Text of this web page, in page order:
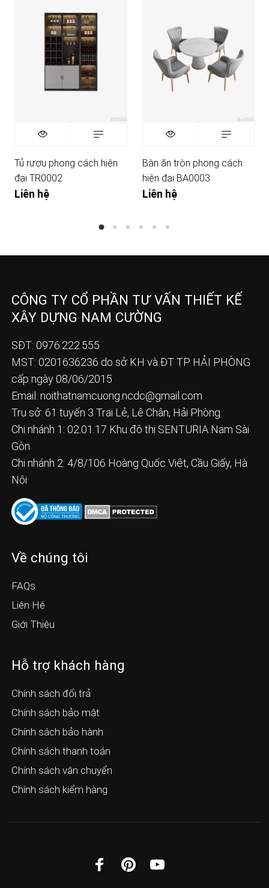
Tủ rượu phong cách hiện
đại TR0002
Liên hệ
Bàn ăn tròn phong cách
hiện đại BA0003
Liên hệ
CÔNG TY CỔ PHẦN TƯ VẤN THIẾT KẾ
XÂY DỰNG NAM CƯỜNG
SĐT: 0976.222.555
MST: 0201636236 do sở KH và ĐT TP HẢI PHÒNG
cấp ngày 08/06/2015
Email: noithatnamcuong.ncdc@gmail.com
Trụ sở: 61 tuyến 3 Trại Lẻ, Lê Chân, Hải Phòng
Chi nhánh 1: 02.01.17 Khu đô thị SENTURIA Nam Sài
Gòn
Chi nhánh 2: 4/8/106 Hoàng Quốc Việt, Cầu Giấy, Hà
Nội
Về chúng tôi
FAQs
Liên Hệ
Giới Thiệu
Hỗ trợ khách hàng
Chính sách đổi trả
Chính sách bảo mật
Chính sách bảo hành
Chính sách thanh toán
Chính sách vận chuyển
Chính sách kiểm hàng